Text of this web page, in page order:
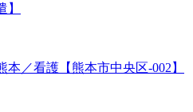
】
本／看護【熊本市中央区-002】